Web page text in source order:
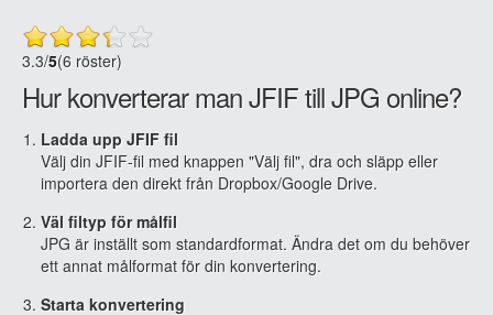
3.3/5(6 röster)
Hur konverterar man JFIF till JPG online?
Ladda upp JFIF fil
Välj din JFIF-fil med knappen "Välj fil", dra och släpp eller
importera den direkt från Dropbox/Google Drive.
Väl filtyp för målfil
JPG är inställt som standardformat. Ändra det om du behöver
ett annat målformat för din konvertering.
Starta konvertering